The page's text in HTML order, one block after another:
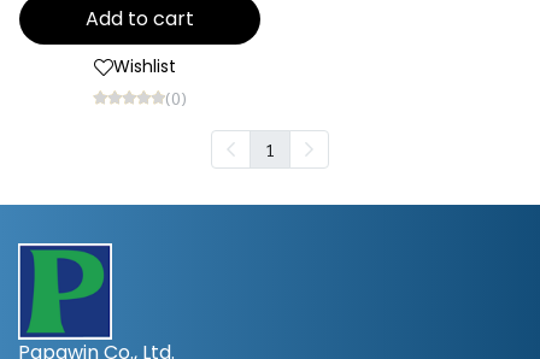
Add to cart
Wishlist
(0)
1
Papawin Co., Ltd.